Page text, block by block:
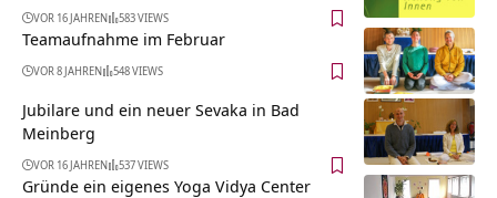
VOR 16 JAHREN 583 VIEWS
Teamaufnahme im Februar
VOR 8 JAHREN 548 VIEWS
Jubilare und ein neuer Sevaka in Bad
Meinberg
VOR 16 JAHREN 537 VIEWS
Gründe ein eigenes Yoga Vidya Center